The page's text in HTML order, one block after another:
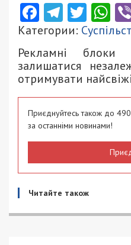
Facebook
Категории:
Рекламні
залишатися
отримувати
Приєднуйтесь також до
за останніми новинами!
Читайте також